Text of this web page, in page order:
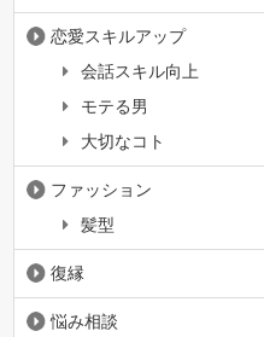
恋愛スキルアップ
会話スキル向上
モテる男
大切なコト
ファッション
髪型
復縁
悩み相談